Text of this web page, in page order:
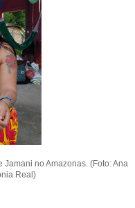
no Amazonas. (Foto: Ana
Real)